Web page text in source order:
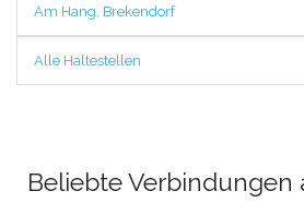
Am Hang, Brekendorf
Alle Haltestellen
Beliebte Verbindungen